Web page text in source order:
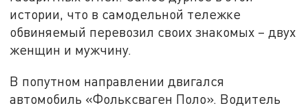
истории, что в самодельной тележке
обвиняемый перевозил своих знакомых – двух
женщин и мужчину.
В попутном направлении двигался
автомобиль «Фольксваген Поло». Водитель